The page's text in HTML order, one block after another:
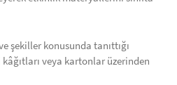
şekiller konusunda tanıttığı
veya kartonlar üzerinden